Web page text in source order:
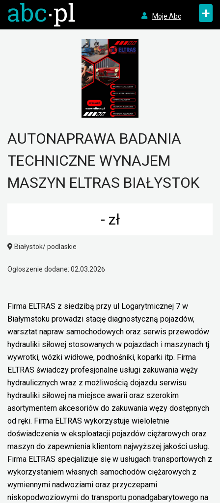
Moje Abc +
AUTONAPRAWA BADANIA
TECHNICZNE WYNAJEM
MASZYN ELTRAS BIAŁYSTOK
- zł
Białystok/ podlaskie
Ogłoszenie dodane: 02.03.2026
Firma ELTRAS z siedzibą przy ul Logarytmicznej 7 w
Białymstoku prowadzi stację diagnostyczną pojazdów,
warsztat napraw samochodowych oraz serwis przewodów
hydrauliki siłowej stosowanych w pojazdach i maszynach tj.
wywrotki, wózki widłowe, podnośniki, koparki itp. Firma
ELTRAS świadczy profesjonalne usługi zakuwania węży
hydraulicznych wraz z możliwością dojazdu serwisu
hydrauliki siłowej na miejsce awarii oraz szerokim
asortymentem akcesoriów do zakuwania węzy dostępnych
od ręki. Firma ELTRAS wykorzystuje wieloletnie
doświadczenia w eksploatacji pojazdów ciężarowych oraz
maszyn do zapewnienia klientom najwyższej jakości usług.
Firma ELTRAS specjalizuje się w usługach transportowych z
wykorzystaniem własnych samochodów ciężarowych z
wymiennymi nadwoziami oraz przyczepami
niskopodwoziowymi do transportu ponadgabarytowego na